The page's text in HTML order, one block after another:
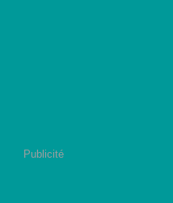
Publicité